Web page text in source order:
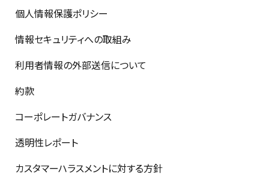
個人情報保護ポリシー
情報セキュリティへの取組み
利用者情報の外部送信について
約款
コーポレートガバナンス
透明性レポート
カスタマーハラスメントに対する方針